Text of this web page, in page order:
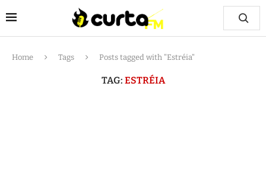
Home Tags Posts tagged with "Estréia"
TAG: ESTRÉIA